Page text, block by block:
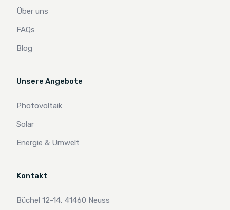
Über uns
FAQs
Blog
Unsere Angebote
Photovoltaik
Solar
Energie & Umwelt
Kontakt
Büchel 12-14, 41460 Neuss